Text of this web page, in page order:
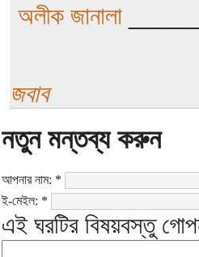
অলীক জানালা
জবাব
নতুন মন্তব্য করুন
আপনার নাম: *
ই-মেইল: *
এই ঘরটির বিষয়বস্তু